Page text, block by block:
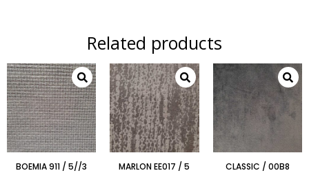
Related products
BOEMIA 911 / 5//3 MARLON EE017 / 5 CLASSIC / 00B8